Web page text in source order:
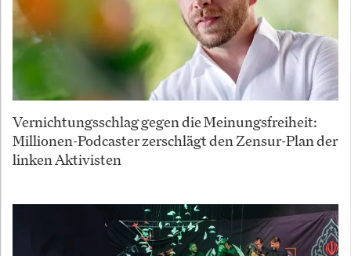
Vernichtungsschlag gegen die Meinungsfreiheit:
Millionen-Podcaster zerschlägt den Zensur-Plan der
linken Aktivisten